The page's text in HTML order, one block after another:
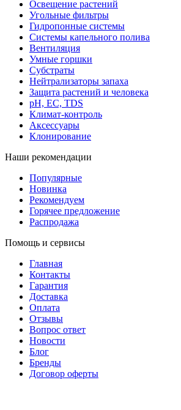
Освещение растений
Угольные фильтры
Гидропонные системы
Системы капельного полива
Вентиляция
Умные горшки
Субстраты
Нейтрализаторы запаха
Защита растений и человека
pH, EC, TDS
Климат-контроль
Аксессуары
Клонирование
Наши рекомендации
Популярные
Новинка
Рекомендуем
Горячее предложение
Распродажа
Помощь и сервисы
Главная
Контакты
Гарантия
Доставка
Оплата
Отзывы
Вопрос ответ
Новости
Блог
Бренды
Договор оферты